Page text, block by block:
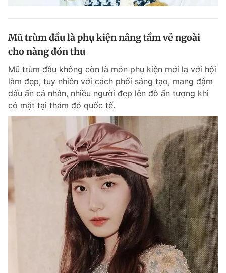
Mũ trùm đầu là phụ kiện nâng tầm vẻ ngoài
cho nàng đón thu
Mũ trùm đầu không còn là món phụ kiện mới lạ với hội
làm đẹp, tuy nhiên với cách phối sáng tạo, mang đậm
dấu ấn cá nhân, nhiều người đẹp lên đồ ấn tượng khi
có mặt tại thảm đỏ quốc tế.